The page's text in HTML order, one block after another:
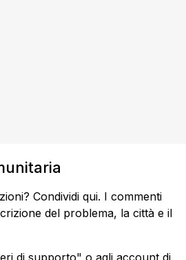
Condividi qui. I commenti
del problema, la città e il
di supporto" o agli account di